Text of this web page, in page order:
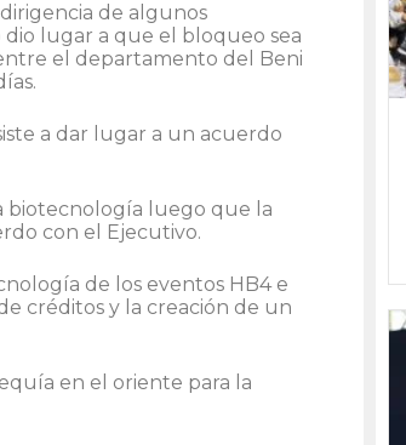
de algunos
dio lugar a que el bloqueo sea
el departamento del Beni
a dar lugar a un acuerdo
biotecnología luego que la
con el Ejecutivo.
de los eventos HB4 e
créditos y la creación de un
en el oriente para la